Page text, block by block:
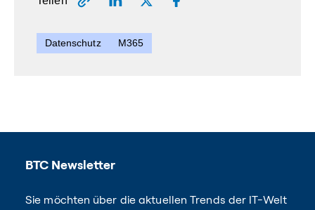
Datenschutz M365
BTC Newsletter
Sie möchten über die aktuellen Trends der IT-Welt